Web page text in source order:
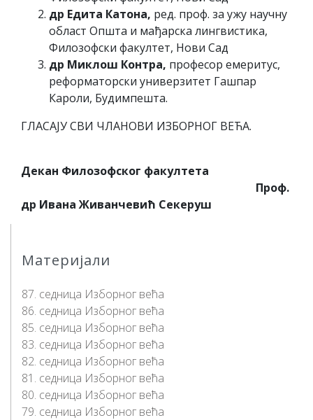
Материјали
87. седница Изборног већа
86. седница Изборног већа
85. седница Изборног већа
83. седница Изборног већа
82. седница Изборног већа
81. седница Изборног већа
80. седница Изборног већа
79. седница Изборног већа
др Едита Катона, ред. проф. за ужу научну
област Општа и мађарска лингвистика,
Филозофски факултет, Нови Сад
др Миклош Контра, професор емеритус,
реформаторски универзитет Гашпар
Кароли, Будимпешта.
ГЛАСАЈУ СВИ ЧЛАНОВИ ИЗБОРНОГ ВЕЋА.
Декан Филозофског факултета
Проф.
др Ивана Живанчевић Секеруш